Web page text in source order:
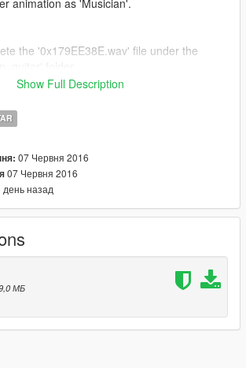
the '0x179EE38E.wav' file under the
by Jonas Lefvert)
watch?v=3QWAeEr4FvM
Show Full Description
07 Червня 2016
07 Червня 2016
день назад
9,0 МБ